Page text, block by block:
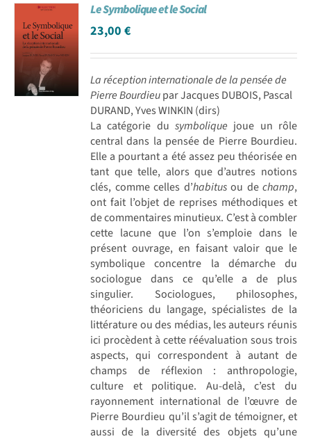
Le Symbolique et le Social
23,00€
La réception internationale de la pensée de
Pierre Bourdieupar Jacques DUBOIS, Pascal
DURAND, Yves WINKIN (dirs)
La catégorie dusymbolique joue un rôle
central dans la pensée de Pierre Bourdieu.
Elle a pourtant a été assez peu théorisée en
tant que telle, alors que d’autres notions
clés, comme celles d’habitusou de champ,
ont fait l’objet de reprises méthodiques et
de commentaires minutieux. C’est à combler
cette lacune que l’on s’emploie dans le
présent ouvrage, en faisant valoir que le
symbolique concentre la démarche du
sociologue dans ce qu’elle a de plus
singulier. Sociologues, philosophes,
théoriciens du langage, spécialistes de la
littérature ou des médias, les auteurs réunis
ici procèdent à cette réévaluation sous trois
aspects, qui correspondent à autant de
champs de réflexion : anthropologie,
culture et politique. Au-delà, c’est du
rayonnement international de l’œuvre de
Pierre Bourdieu qu’il s’agit de témoigner, et
aussi de la diversité des objets qu’une